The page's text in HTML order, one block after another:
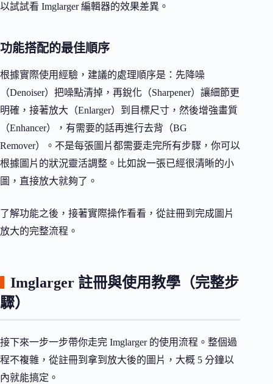
以試試看 Imglarger 編輯器的效果差異。
功能搭配的最佳順序
根據實際使用經驗，建議的處理順序是：先降噪
（Denoiser）把噪點清掉，再銳化（Sharpener）讓細節更
明確，接著放大（Enlarger）到目標尺寸，然後增強畫質
（Enhancer），有需要的話再進行去背（BG
Remover）。不是每張圖片都需要走完所有步驟，你可以
根據圖片的狀況靈活調整。比如說一張已經很清晰的小
圖，直接放大就夠了。
了解功能之後，接著實際操作看看，從註冊到完成圖片
放大的完整流程。
Imglarger 註冊與使用教學（完整步
驟）
接下來一步一步帶你走完 Imglarger 的使用流程。整個過
程不複雜，從註冊到拿到放大後的圖片，大概 5 分鐘以
內就能搞定。